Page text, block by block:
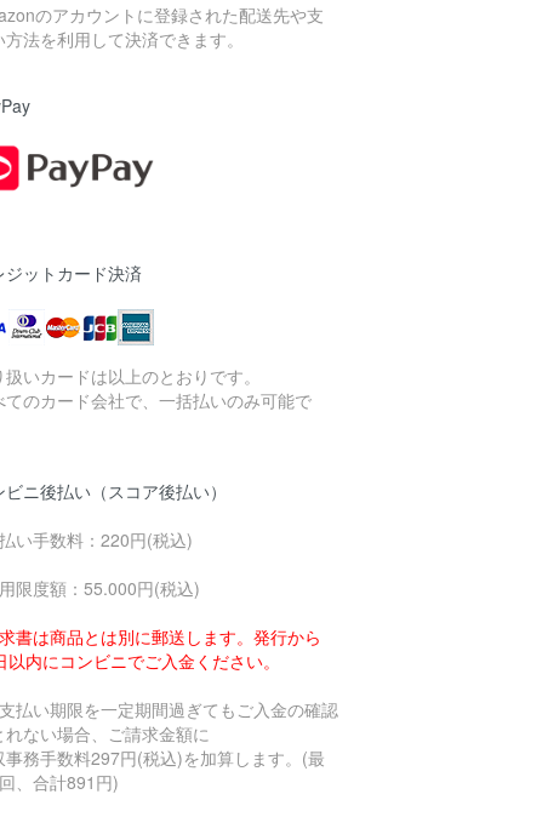
のアカウントに登録された配送先や支
方法を利用して決済できます。
ジットカード決済
扱いカードは以上のとおりです。
てのカード会社で、一括払いのみ可能で
ビニ後払い（スコア後払い）
い手数料：220円(税込)
限度額：55.000円(税込)
書は商品とは別に郵送します。発行から
以内にコンビニでご入金ください。
払い期限を一定期間過ぎてもご入金の確認
れない場合、ご請求金額に
事務手数料297円(税込)を加算します。(最
、合計891円)